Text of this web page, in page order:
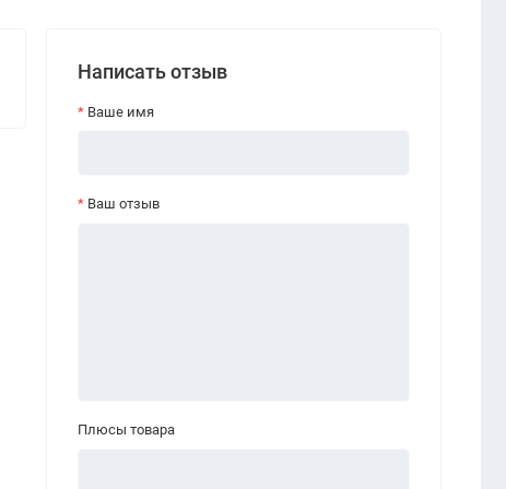
Написать отзыв
Ваше имя
Ваш отзыв
Плюсы товара